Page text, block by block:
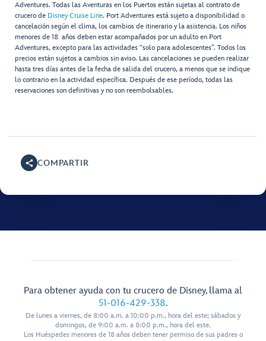
Adventures. Todas las Aventuras en los Puertos están sujetas al contrato de
crucero de Disney Cruise Line. Port Adventures está sujeto a disponibilidad o
cancelación según el clima, los cambios de itinerario y la asistencia. Los niños
menores de 18 años deben estar acompañados por un adulto en Port
Adventures, excepto para las actividades “solo para adolescentes”. Todos los
precios están sujetos a cambios sin aviso. Las cancelaciones se pueden realizar
hasta tres días antes de la fecha de salida del crucero, a menos que se indique
lo contrario en la actividad específica. Después de ese período, todas las
reservaciones son definitivas y no son reembolsables.
COMPARTIR
Para obtener ayuda con tu crucero de Disney, llama al
51-016-429-338.
De lunes a viernes, de 8:00 a.m. a 10:00 p.m., hora del este; sábados y
domingos, de 9:00 a.m. a 8:00 p.m., hora del este.
Los Huéspedes menores de 18 años deben tener permiso de sus padres o